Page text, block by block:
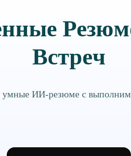
Встреч
умные ИИ-резюме с